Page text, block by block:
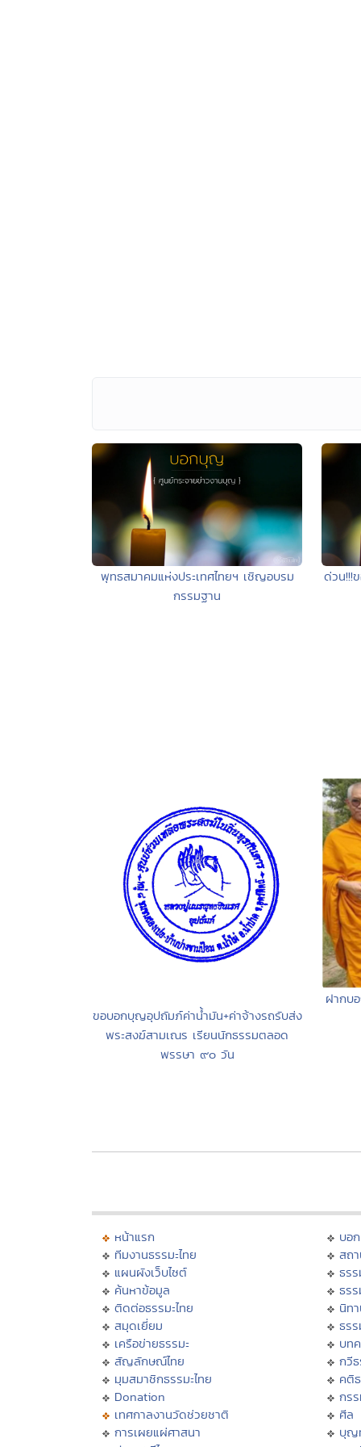
พุทธสมาคมแห่งประเทศไทยฯ เชิญอบรม
กรรมฐาน
ด่วน!!!
ขอบอกบุญอุปถัมภ์ค่าน้ำมัน+ค่าจ้างรถรับส่ง
พระสงฆ์สามเณร เรียนนักธรรมตลอด
พรรษา ๙๐ วัน
ฝากบ
หน้าแรก
ทีมงานธรรมะไทย
แผนผังเว็บไซต์
ค้นหาข้อมูล
ติดต่อธรรมะไทย
สมุดเยี่ยม
เครือข่ายธรรมะ
สัญลักษณ์ไทย
มุมสมาชิกธรรมะไทย
Donation
เทศกาลงานวัดช่วยชาติ
การเผยแผ่ศาสนา
บอ
สถ
ธร
ธร
นิท
ธร
บท
กวี
คติ
กร
ศีล
บุญ